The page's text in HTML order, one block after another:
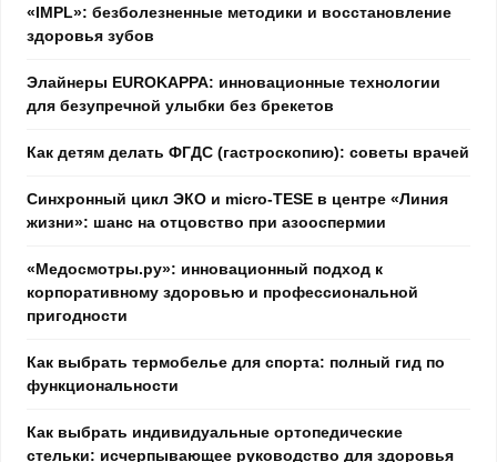
«IMPL»: безболезненные методики и восстановление
здоровья зубов
Элайнеры EUROKAPPA: инновационные технологии
для безупречной улыбки без брекетов
Как детям делать ФГДС (гастроскопию): советы врачей
Синхронный цикл ЭКО и micro-TESE в центре «Линия
жизни»: шанс на отцовство при азооспермии
«Медосмотры.ру»: инновационный подход к
корпоративному здоровью и профессиональной
пригодности
Как выбрать термобелье для спорта: полный гид по
функциональности
Как выбрать индивидуальные ортопедические
стельки: исчерпывающее руководство для здоровья